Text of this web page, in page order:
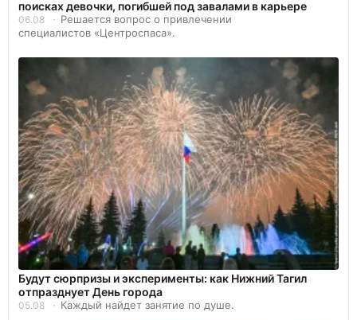
поисках девочки, погибшей под завалами в карьере
06.08
Решается вопрос о привлечении
специалистов «Центроспаса».
Будут сюрпризы и эксперименты: как Нижний Тагил
отпразднует День города
05.08 Каждый найдет занятие по душе.